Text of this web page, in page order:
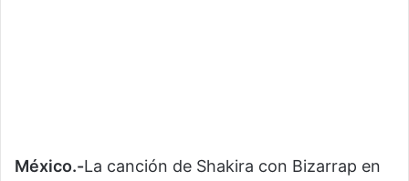
México.-La canción de Shakira con Bizarrap en